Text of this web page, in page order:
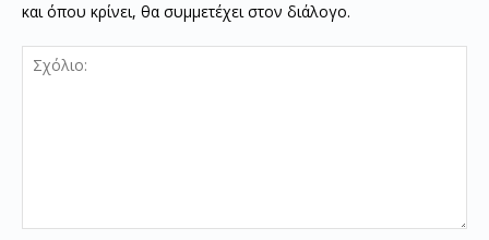
και όπου κρίνει, θα συμμετέχει στον διάλογο.